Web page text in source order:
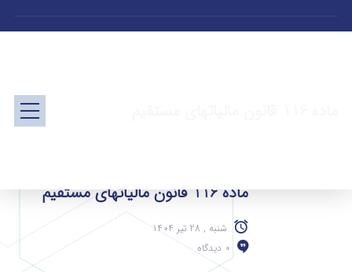
ماده 116 قانون مالیاتهای مستقیم
شنبه , 28 تیر 1404
0 دیدگاه